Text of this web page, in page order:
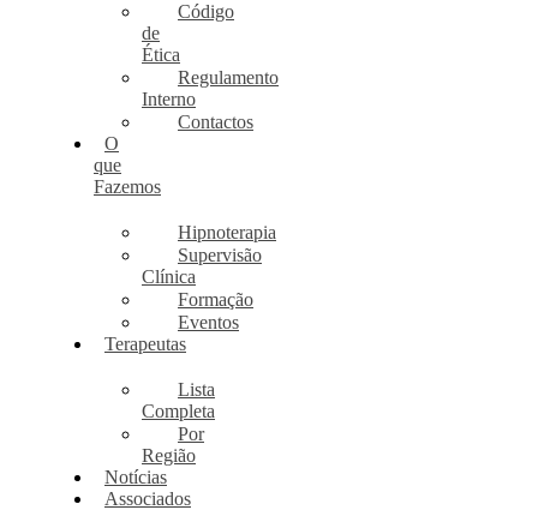
Código
de
Ética
Regulamento
Interno
Contactos
O
que
Fazemos
Hipnoterapia
Supervisão
Clínica
Formação
Eventos
Terapeutas
Lista
Completa
Por
Região
Notícias
Associados